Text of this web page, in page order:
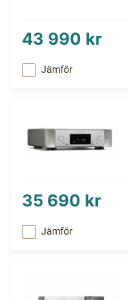
43 990 kr
Jämför
35 690 kr
Jämför